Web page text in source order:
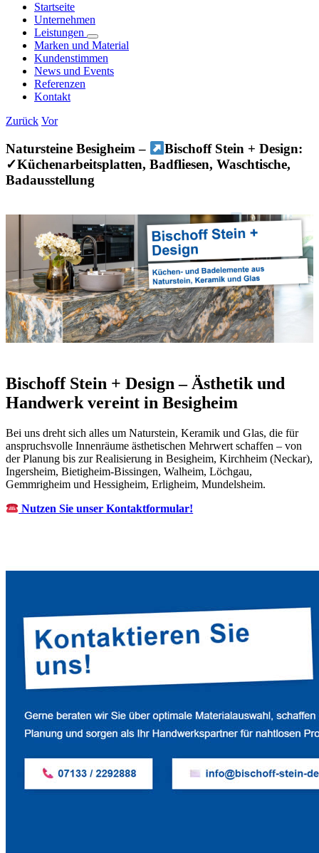
Startseite
Unternehmen
Leistungen
Marken und Material
Kundenstimmen
News und Events
Referenzen
Kontakt
Zurück Vor
Natursteine Besigheim –
Bischoff Stein + Design:
✓Küchenarbeitsplatten, Badfliesen, Waschtische,
Badausstellung
Ihre Optionen für Naturstein in Besigheim bei
Bischoff Stein
+ Design oder ✓Küchenarbeitsplatte, Badfliese, Waschtische,
Badausstellung. Ihre Quelle für ✓Naturstein,
✓Küchenarbeitsplatte, ✓Badfliese, ✓Waschtische und
✓Badausstellung in Besigheim –
Bischoff Stein + Design, Ihr
Steinmetz & Natursteinbauer. Gemeinsam gestalten wir die
Zukunft ✉.
Bischoff Stein + Design – Ästhetik und
Handwerk vereint in Besigheim
Bei uns dreht sich alles um Naturstein, Keramik und Glas, die für
anspruchsvolle Innenräume ästhetischen Mehrwert schaffen – von
der Planung bis zur Realisierung in Besigheim, Kirchheim (Neckar),
Ingersheim, Bietigheim-Bissingen, Walheim, Löchgau,
Gemmrigheim und Hessigheim, Erligheim, Mundelsheim.
Nutzen Sie unser Kontaktformular!